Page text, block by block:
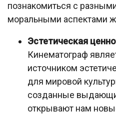
познакомиться с
моральными аспектами
Эстетическая
Кинематограф
источником
для мировой
созданные
открывают нам